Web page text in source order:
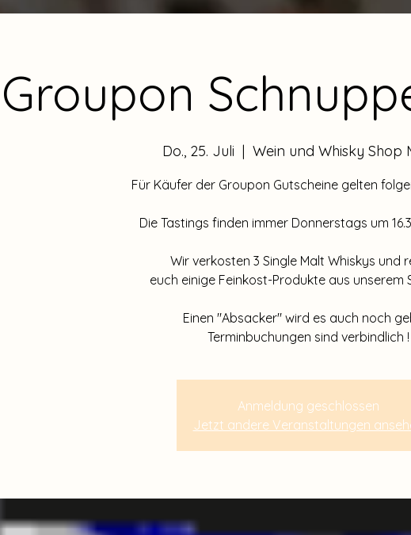
Groupon
Do., 25. Juli
  |
Wein und Whisky Shop
Für Käufer der Groupon Gutscheine gelten
Die Tastings finden immer Donnerstags um
Wir verkosten 3 Single Malt Whiskys und
euch einige Feinkost-Produkte aus unserem
Einen "Absacker" wird es auch noch
Anmeldung geschlossen
Jetzt andere Veranstaltungen